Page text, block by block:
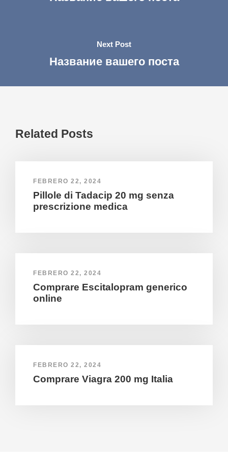
Next Post
Название вашего поста
Related Posts
FEBRERO 22, 2024
Pillole di Tadacip 20 mg senza
prescrizione medica
FEBRERO 22, 2024
Comprare Escitalopram generico
online
FEBRERO 22, 2024
Comprare Viagra 200 mg Italia